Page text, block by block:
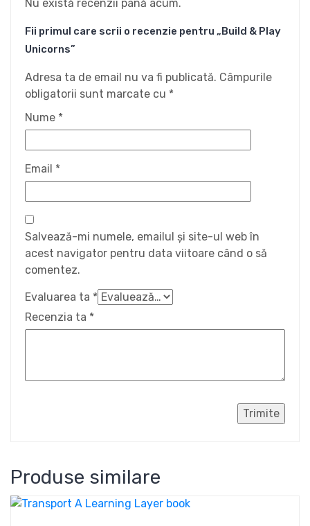
Nu există recenzii până acum.
Fii primul care scrii o recenzie pentru „Build & Play
Unicorns”
Adresa ta de email nu va fi publicată. Câmpurile
obligatorii sunt marcate cu *
Nume *
Email *
Salvează-mi numele, emailul și site-ul web în
acest navigator pentru data viitoare când o să
comentez.
Evaluarea ta *
Recenzia ta *
Produse similare